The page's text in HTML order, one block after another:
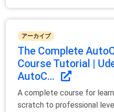
アーカイブ
The Complete
Course Tutorial |
AutoC...
A complete course for
scratch to professional